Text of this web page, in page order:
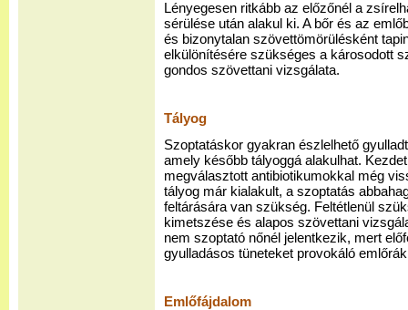
Lényegesen ritkább az előzőnél a
sérülése után alakul ki. A bőr és az
és bizonytalan szövettömörülésként
elkülönítésére szükséges a károsodott
gondos szövettani vizsgálata.
Tályog
Szoptatáskor gyakran észlelhető
amely később tályoggá alakulhat.
megválasztott antibiotikumokkal még
tályog már kialakult, a szoptatás
feltárására van szükség. Feltétlenül
kimetszése és alapos szövettani
nem szoptató nőnél jelentkezik, mert
gyulladásos tüneteket provokáló
Emlőfájdalom